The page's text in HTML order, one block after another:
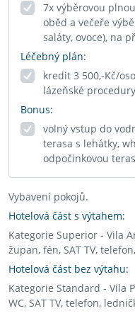
7x výběrovou
oběd a večeře
saláty, ovoce), na
Léčebný plán:
kredit 3 500,-Kč/
lázeňské
Bonus:
volný vstup do
terasa s lehátky,
odpočinkovou
Vybavení pokojů.
Hotelová část s výtahem:
Kategorie Superior - Vila
župan, fén, SAT TV,
Hotelová část bez výtahu:
Kategorie Standard - Vila
WC, SAT TV, telefon,